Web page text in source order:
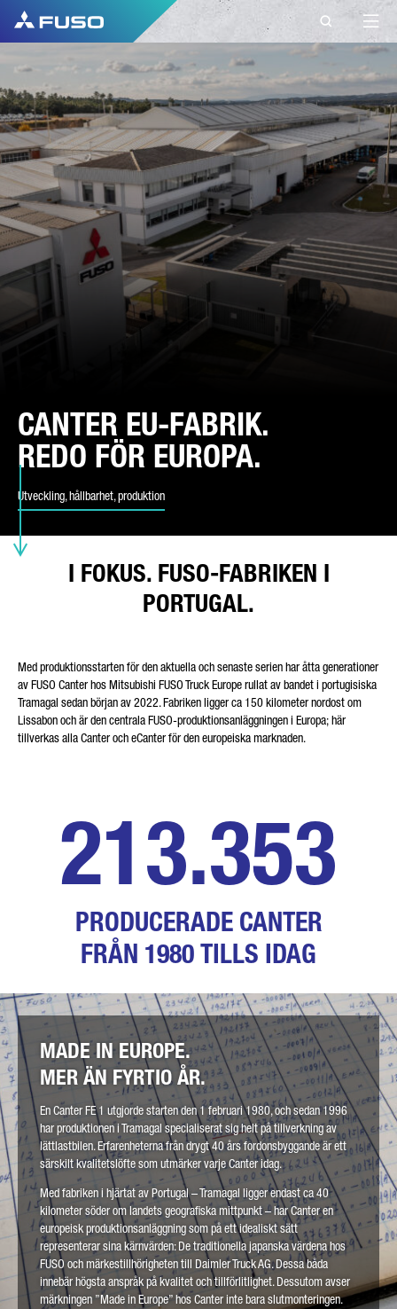
CANTER EU-FABRIK.
REDO FÖR EUROPA.
Utveckling, hållbarhet, produktion
FUSO EUROPE
KONTAKT
Frågor?
Skicka din förfrågan till oss via detta
kontaktformulär.
FÖRNAMN*
TYP AV FÖRFRÅGAN*
DITT MEDDELANDE (VALFRITT)
* Fältet är obligatoriskt
Vi behandlar, lagrar och använder dina data omsorgsfullt
enligt lagens bestämmelser om dataskydd på basis av ditt
samtycke endast i syfte att hantera ditt ärende. Mer
information om behandlingen av dina personuppgifter genom
Daimler Truck AG samt detaljuppgifter om dina rättigheter
återfinns online i dataskyddshänvisningarna.
Jag är inte en robot
Klicka för att verifiera
FriendlyCaptcha ⇗
I FOKUS. FUSO-FABRIKEN I
PORTUGAL.
Med produktionsstarten för den aktuella och senaste serien har åtta generationer
av FUSO Canter hos Mitsubishi FUSO Truck Europe rullat av bandet i portugisiska
Tramagal sedan början av 2022. Fabriken ligger ca 150 kilometer nordost om
Lissabon och är den centrala FUSO-produktionsanläggningen i Europa; här
tillverkas alla Canter och eCanter för den europeiska marknaden.
251.744
PRODUCERADE CANTER
FRÅN 1980 TILLS IDAG
MADE IN EUROPE.
MER ÄN FYRTIO ÅR.
En Canter FE 1 utgjorde starten den 1 februari 1980, och sedan 1996
har produktionen i Tramagal specialiserat sig helt på tillverkning av
lättlastbilen. Erfarenheterna från drygt 40 års fordonsbyggande är ett
särskilt kvalitetslöfte som utmärker varje Canter idag.
Med fabriken i hjärtat av Portugal – Tramagal ligger endast ca 40
kilometer söder om landets geografiska mittpunkt – har Canter en
europeisk produktionsanläggning som på ett idealiskt sätt
representerar sina kärnvärden: De traditionella japanska värdena hos
FUSO och märkestillhörigheten till Daimler Truck AG. Dessa båda
innebär högsta anspråk på kvalitet och tillförlitlighet. Dessutom avser
märkningen ”Made in Europe” hos Canter inte bara slutmonteringen.